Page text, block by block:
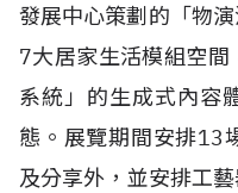
發展中心策劃的「物
7大居家生活模組空
系統」的生成式內容
態。展覽期間安排13
及分享外，並安排工